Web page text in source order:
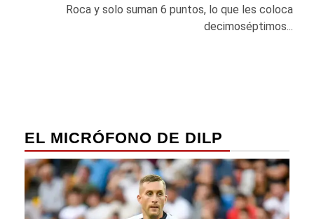
Roca y solo suman 6 puntos, lo que les coloca
decimoséptimos...
EL MICRÓFONO DE DILP